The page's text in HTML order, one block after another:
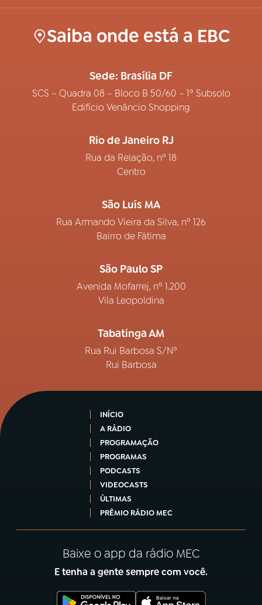
Saiba onde está a EBC
Sede: Brasília DF
SCS – Quadra 08 – Bloco B 50/60 – 1º Subsolo
Edifício Venâncio Shopping
Rio de Janeiro RJ
Rua da Relação, nº 18
Centro
São Luís MA
Rua Armando Vieira da Silva, nº 126
Bairro de Fátima
São Paulo SP
Avenida Mofarrej, nº 1.200
Vila Leopoldina
Tabatinga AM
Rua Rui Barbosa S/Nº
Rui Barbosa
INÍCIO
A RÁDIO
PROGRAMAÇÃO
PROGRAMAS
PODCASTS
VIDEOCASTS
ÚLTIMAS
PRÊMIO RÁDIO MEC
Baixe o app da rádio MEC
E tenha a gente sempre com você.